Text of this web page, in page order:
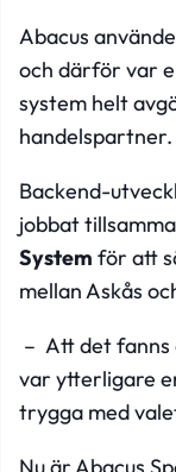
Abacus
och därför var
system helt
handelspartner.
Backend-
jobbat
System för att
mellan Askås
– Att det fanns
var ytterligare
trygga med